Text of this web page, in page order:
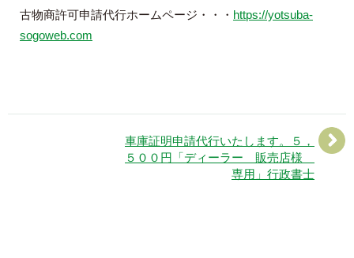
古物商許可申請代行ホームページ・・・ https://yotsuba-
sogoweb.com
車庫証明申請代行いたします。５，
５００円「ディーラー 販売店様
専用」行政書士